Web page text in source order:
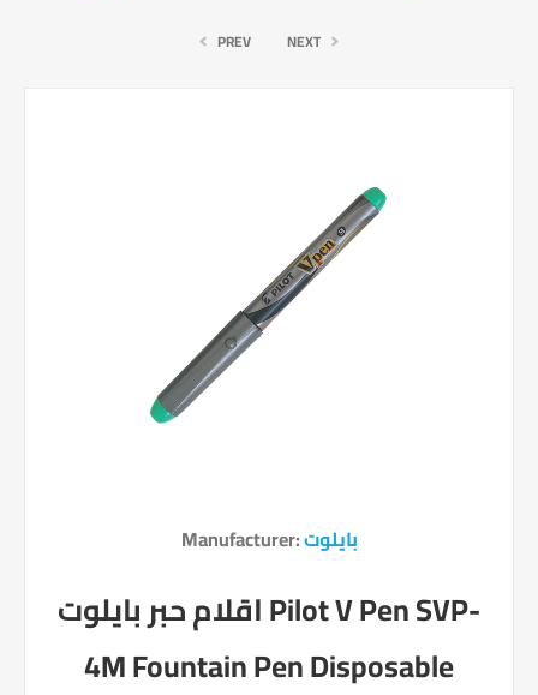
PREV NEXT
Manufacturer:بايلوت
اقلام حبر بايلوت Pilot V Pen SVP-
4M Fountain Pen Disposable